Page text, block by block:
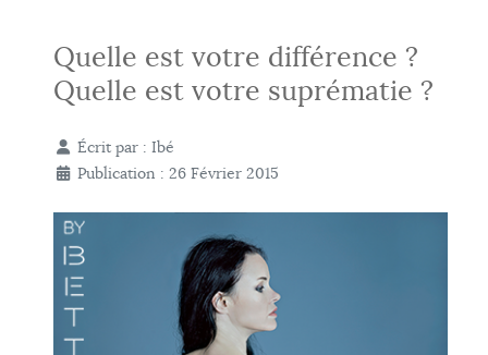
Quelle est votre différence ?
Quelle est votre suprématie ?
Écrit par : Ibé
Publication : 26 Février 2015